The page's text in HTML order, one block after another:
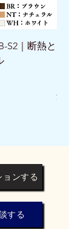
S2｜断熱と
消
ンする
する